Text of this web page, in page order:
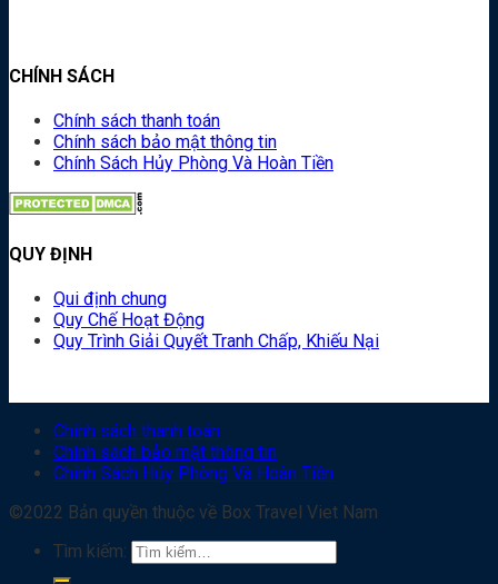
CHÍNH SÁCH
Chính sách thanh toán
Chính sách bảo mật thông tin
Chính Sách Hủy Phòng Và Hoàn Tiền
QUY ĐỊNH
Qui định chung
Quy Chế Hoạt Động
Quy Trình Giải Quyết Tranh Chấp, Khiếu Nại
Chính sách thanh toán
Chính sách bảo mật thông tin
Chính Sách Hủy Phòng Và Hoàn Tiền
©2022 Bản quyền thuộc về Box Travel Viet Nam
Tìm kiếm: